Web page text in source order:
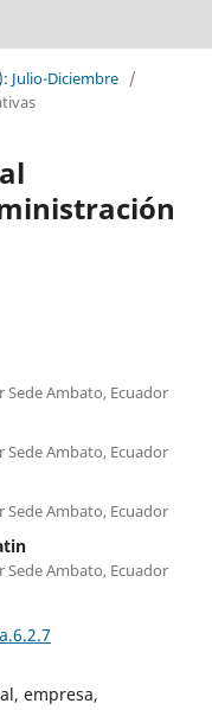
Julio-Diciembre /
Sede Ambato, Ecuador
Sede Ambato, Ecuador
Sede Ambato, Ecuador
Sede Ambato, Ecuador
empresa,